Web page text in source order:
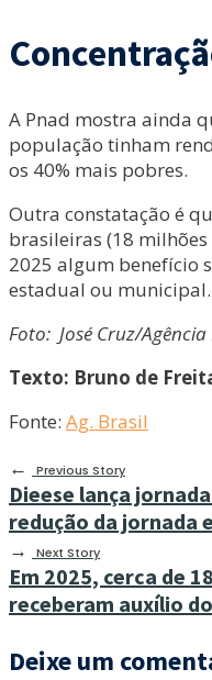
A Pnad mostra ainda
população tinham
os 40% mais pobres.
Outra constatação é
brasileiras (18
2025 algum benefício
estadual ou municipal.
Foto: José Cruz/
Texto: Bruno de
Fonte: Ag. Brasil
←
Previous Story
Dieese lança
redução da jornada
→ Next Story
Em 2025, cerca de
receberam auxílio
Deixe um